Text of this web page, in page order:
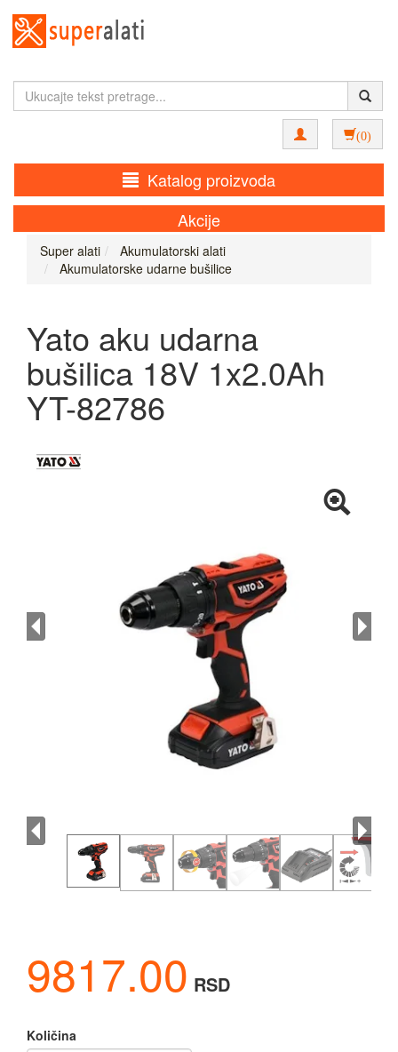
(0)
Katalog proizvoda
Akcije
Super alati
Akumulatorski alati
Akumulatorske udarne bušilice
Yato aku udarna
bušilica 18V 1x2.0Ah
YT-82786
9817.00 RSD
Količina